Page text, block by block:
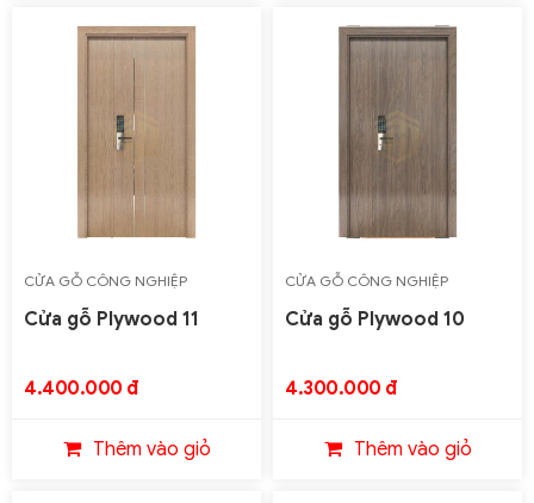
CỬA GỖ CÔNG NGHIỆP
PLYWOOD
Cửa gỗ Plywood 11
4.400.000 đ
Thêm vào giỏ
CỬA GỖ CÔNG NGHIỆP
PLYWOOD
Cửa gỗ Plywood 10
4.300.000 đ
Thêm vào giỏ